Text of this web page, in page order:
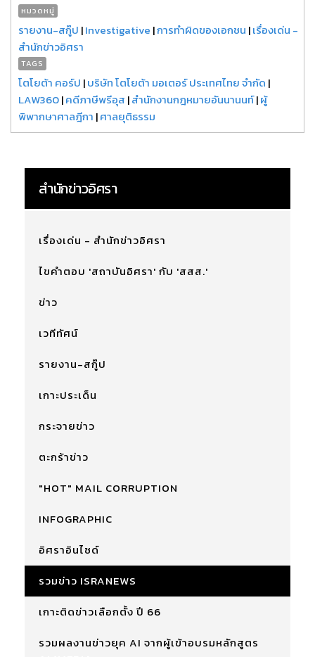
หมวดหมู่
รายงาน-สกู๊ป |Investigative |การทำผิดของเอกชน |เรื่องเด่น -
สำนักข่าวอิศรา
TAGS
โตโยต้า คอร์ป |บริษัท โตโยต้า มอเตอร์ ประเทศไทย จำกัด |
LAW360|คดีภาษีพรีอุส |สำนักงานกฎหมายอันนานนท์|ผู้
พิพากษาศาลฎีกา |ศาลยุติธรรม
สำนักข่าวอิศรา
เรื่องเด่น - สำนักข่าวอิศรา
ไขคำตอบ 'สถาบันอิศรา' กับ 'สสส.'
ข่าว
เวทีทัศน์
รายงาน-สกู๊ป
เกาะประเด็น
กระจายข่าว
ตะกร้าข่าว
"HOT" MAIL CORRUPTION
INFOGRAPHIC
อิศราอินไซด์
รวมข่าว ISRANEWS
เกาะติดข่าวเลือกตั้ง ปี 66
รวมผลงานข่าวยุค AI จากผู้เข้าอบรมหลักสูตร